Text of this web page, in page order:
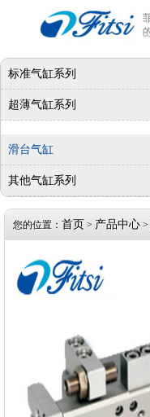
标准气缸系列
超薄气缸系列
滑台气缸
其他气缸系列
您的位置： 首页 > 产品中心 >